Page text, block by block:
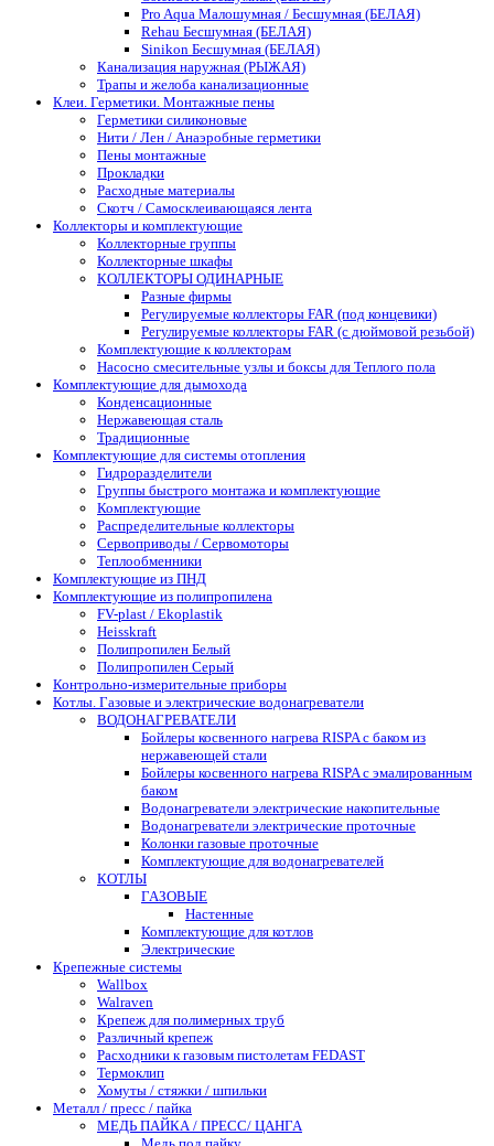
Pro Aqua Малошумная / Бесшумная (БЕЛАЯ)
Rehau Бесшумная (БЕЛАЯ)
Sinikon Бесшумная (БЕЛАЯ)
Канализация наружная (РЫЖАЯ)
Трапы и желоба канализационные
Клеи. Герметики. Монтажные пены
Герметики силиконовые
Нити / Лен / Анаэробные герметики
Пены монтажные
Прокладки
Расходные материалы
Скотч / Самосклеивающаяся лента
Коллекторы и комплектующие
Коллекторные группы
Коллекторные шкафы
КОЛЛЕКТОРЫ ОДИНАРНЫЕ
Разные фирмы
Регулируемые коллекторы FAR (под концевики)
Регулируемые коллекторы FAR (с дюймовой резьбой)
Комплектующие к коллекторам
Насосно смесительные узлы и боксы для Теплого пола
Комплектующие для дымохода
Конденсационные
Нержавеющая сталь
Традиционные
Комплектующие для системы отопления
Гидроразделители
Группы быстрого монтажа и комплектующие
Комплектующие
Распределительные коллекторы
Сервоприводы / Сервомоторы
Теплообменники
Комплектующие из ПНД
Комплектующие из полипропилена
FV-plast / Ekoplastik
Heisskraft
Полипропилен Белый
Полипропилен Серый
Контрольно-измерительные приборы
Котлы. Газовые и электрические водонагреватели
ВОДОНАГРЕВАТЕЛИ
Бойлеры косвенного нагрева RISPA с баком из
нержавеющей стали
Бойлеры косвенного нагрева RISPA с эмалированным
баком
Водонагреватели электрические накопительные
Водонагреватели электрические проточные
Колонки газовые проточные
Комплектующие для водонагревателей
КОТЛЫ
ГАЗОВЫЕ
Настенные
Комплектующие для котлов
Электрические
Крепежные системы
Wallbox
Walraven
Крепеж для полимерных труб
Различный крепеж
Расходники к газовым пистолетам FEDAST
Термоклип
Хомуты / стяжки / шпильки
Металл / пресс / пайка
МЕДЬ ПАЙКА / ПРЕСС/ ЦАНГА